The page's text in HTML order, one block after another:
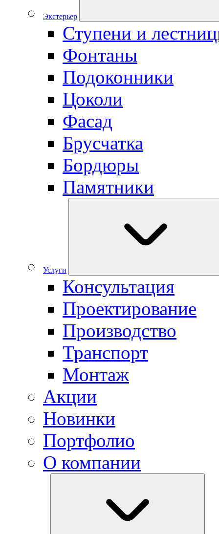
Экстерьер
Ступени и
Фонтаны
Подоконники
Цоколи
Фасад
Брусчатка
Бордюры
Памятники
Услуги
Консультация
Проектирование
Производство
Транспорт
Монтаж
Акции
Новинки
Портфолио
О компании